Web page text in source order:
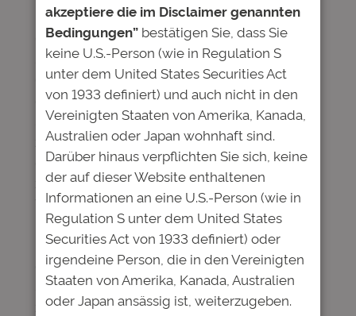
Frankfurt am Main, 15. April 2024. Die
Gesellschafter der Deutsche Bildung
Studienfonds II GmbH & Co. KG
(„Studienfonds II“), haben heute beschlossen,
die Vergabe neuer Förderverträge zur
Studienfinanzierung aus dem Studienfonds II
zum Ende des zweiten Quartals 2024 vorerst
einzustellen. Aktuelle und im Verlauf des
zweiten Quartals noch abzuschließende
Verträge sind gesichert und werden erfüllt.
Die erwarteten Rückflüsse aus den
bestehenden Förderverträgen ermöglichen
es, die noch ausstehenden An-leihen und
sonstigen Finanzierungen zu verzinsen und
zu tilgen. Langfristig rechnet der
akzeptiere die im Disclaimer genannten
Bedingungen” bestätigen Sie, dass Sie
keine U.S.-Person (wie in Regulation S
unter dem United States Securities Act
von 1933 definiert) und auch nicht in den
Vereinigten Staaten von Amerika, Kanada,
Australien oder Japan wohnhaft sind.
Darüber hinaus verpflichten Sie sich, keine
der auf dieser Website enthaltenen
Informationen an eine U.S.-Person (wie in
Regulation S unter dem United States
Securities Act von 1933 definiert) oder
irgendeine Person, die in den Vereinigten
Staaten von Amerika, Kanada, Australien
oder Japan ansässig ist, weiterzugeben.